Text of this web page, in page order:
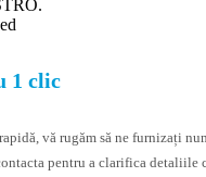
1 clic
vă rugăm să ne furnizați
pentru a clarifica detaliile